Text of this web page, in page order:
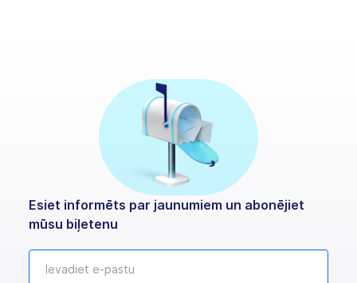
Esiet informēts par jaunumiem un abonējiet
mūsu biļetenu